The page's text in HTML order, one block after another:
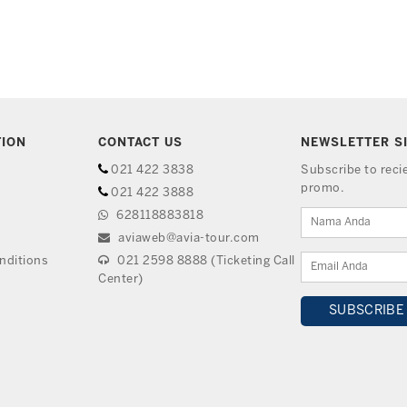
CONTACT US
021 422 3838
021 422 3888
628118883818
aviaweb@avia-tour.com
021 2598 8888 (Ticketing Call
Center)
NEWSLETTER
Subscribe to
promo.